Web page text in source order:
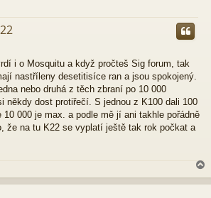
i o Mosquitu a když pročteš Sig forum, tak
nastříleny desetitisíce ran a jsou spokojený.
nebo druhá z těch zbraní po 10 000
někdy dost protiřečí. S jednou z K100 dali 100
10 000 je max. a podle mě jí ani takhle pořádně
že na tu K22 se vyplatí ještě tak rok počkat a
a
h